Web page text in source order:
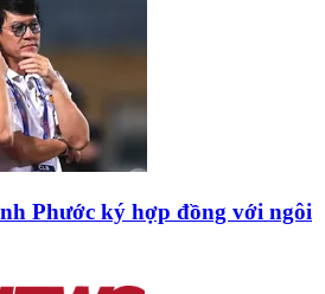
Phước ký hợp đồng với ngôi